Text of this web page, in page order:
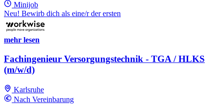
Minijob
Neu! Bewirb dich als eine/r der ersten
mehr lesen
Fachingenieur Versorgungstechnik - TGA / HLKS
(m/w/d)
Karlsruhe
Nach Vereinbarung